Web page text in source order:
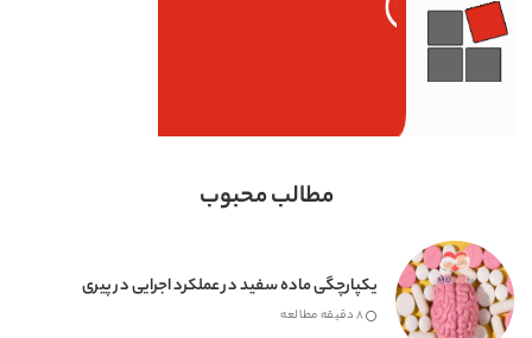
مطالب محبوب
یکپارچگی ماده سفید در عملکرد اجرایی در پیری
8 دقیقه مطالعه